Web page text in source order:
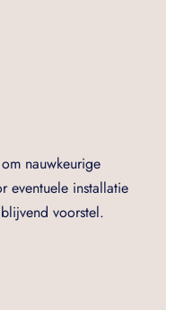
nauwkeurige
installatie
voorstel.